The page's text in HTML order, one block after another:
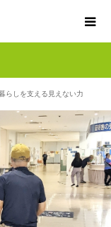
らしを支える見えない力